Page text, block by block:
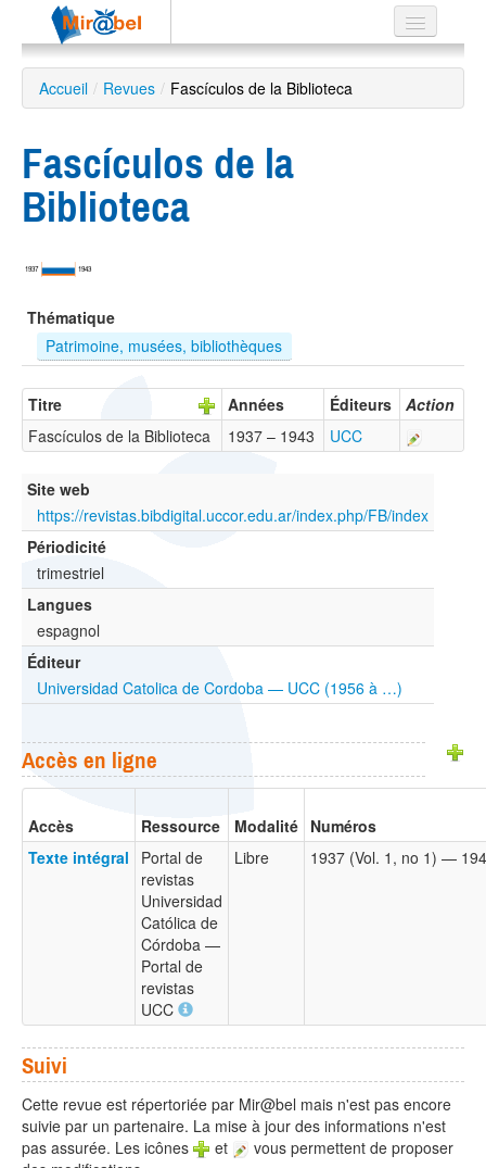
Le réseau
Soutien
Recherche
EN
ES
?
Accueil / Revues / Fascículos de la Biblioteca
Fascículos de la
Biblioteca
1937 1943
Thématique
Patrimoine, musées, bibliothèques
Titre Années Éditeurs
Action
Fascículos de la Biblioteca
1937 – 1943 UCC
Site web
https://revistas.bibdigital.uccor.edu.ar/index.php/FB/index
Périodicité
trimestriel
Langues
espagnol
Éditeur
Universidad Catolica de Cordoba — UCC (1956 à …)
Accès en ligne
Accès Ressource Modalité Numéros
Texte intégral
Portal de
revistas
Universidad
Católica de
Córdoba —
Portal de
revistas
UCC
Libre 1937 (Vol. 1, no 1) —
Suivi
Cette revue est répertoriée par Mir@bel mais n'est pas encore
suivie par un partenaire. La mise à jour des informations n'est
pas assurée. Les icônes
et
vous permettent de proposer